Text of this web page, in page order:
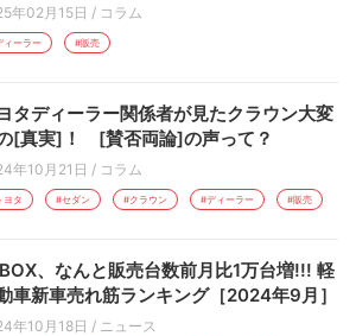
年02月15日 / コラム
ィーラー #販売
タディーラー関係者が見たクラウン大変
[真実]！ [賛否両論]の声って？
年10月21日 / コラム
ヨタ #セダン #クラウン #ディーラー #販売
、なんと販売台数前月比1万台増!!! 軽
車新車売れ筋ランキング［2024年9月］
年10月18日 / ニュース